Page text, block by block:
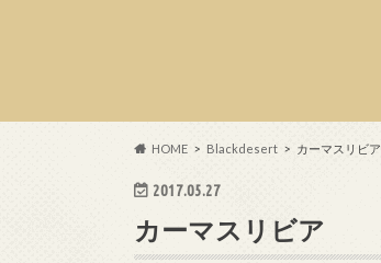
HOME Blackdesert カーマスリビア
2017.05.27
カーマスリビア